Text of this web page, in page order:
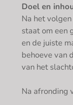
Doel en
Na het
staat om een
en de juiste
behoeve van
van het
Na afronding